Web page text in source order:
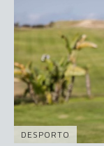
DESPORTO